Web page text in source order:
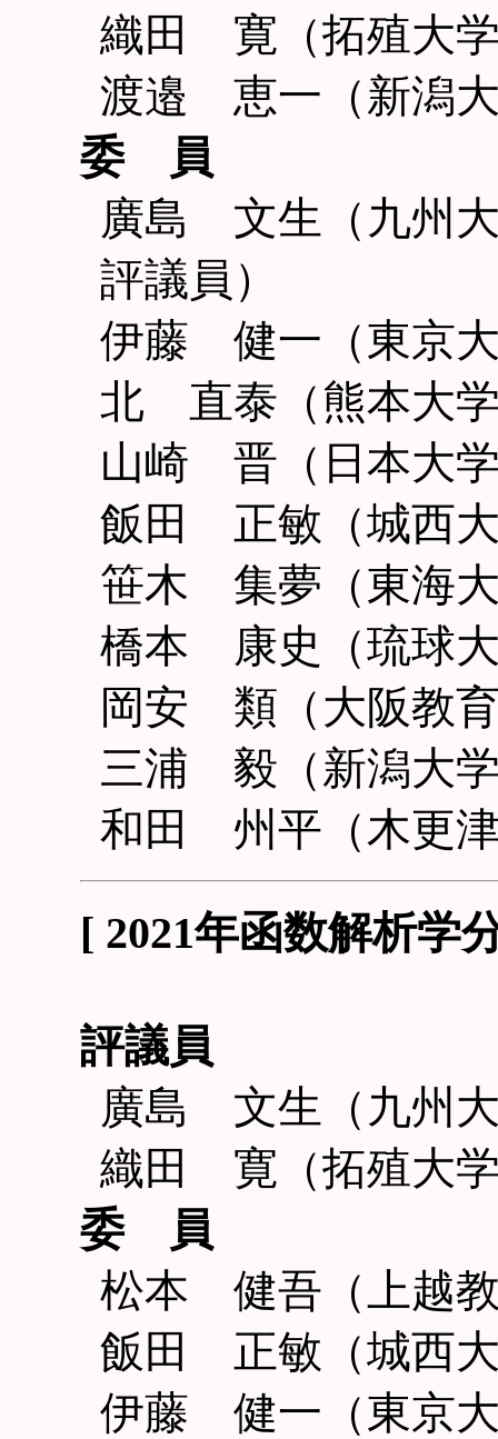
織田 寛（拓殖大
渡邉 恵一（新潟
委 員
廣島 文生（九州
評議員）
伊藤 健一（東京
北 直泰（熊本大
山崎 晋（日本大
飯田 正敏（城西
笹木 集夢（東海
橋本 康史（琉球
岡安 類（大阪教
三浦 毅（新潟大
和田 州平（木更
[ 2021年函数解析
評議員
廣島 文生（九州
織田 寛（拓殖大
委 員
松本 健吾（上越
飯田 正敏（城西
伊藤 健一（東京